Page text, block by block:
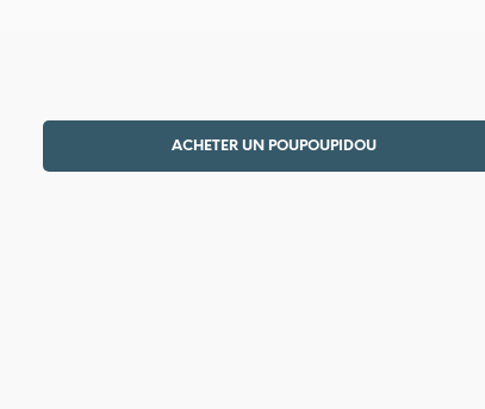
ACHETER UN POUPOUPIDOU